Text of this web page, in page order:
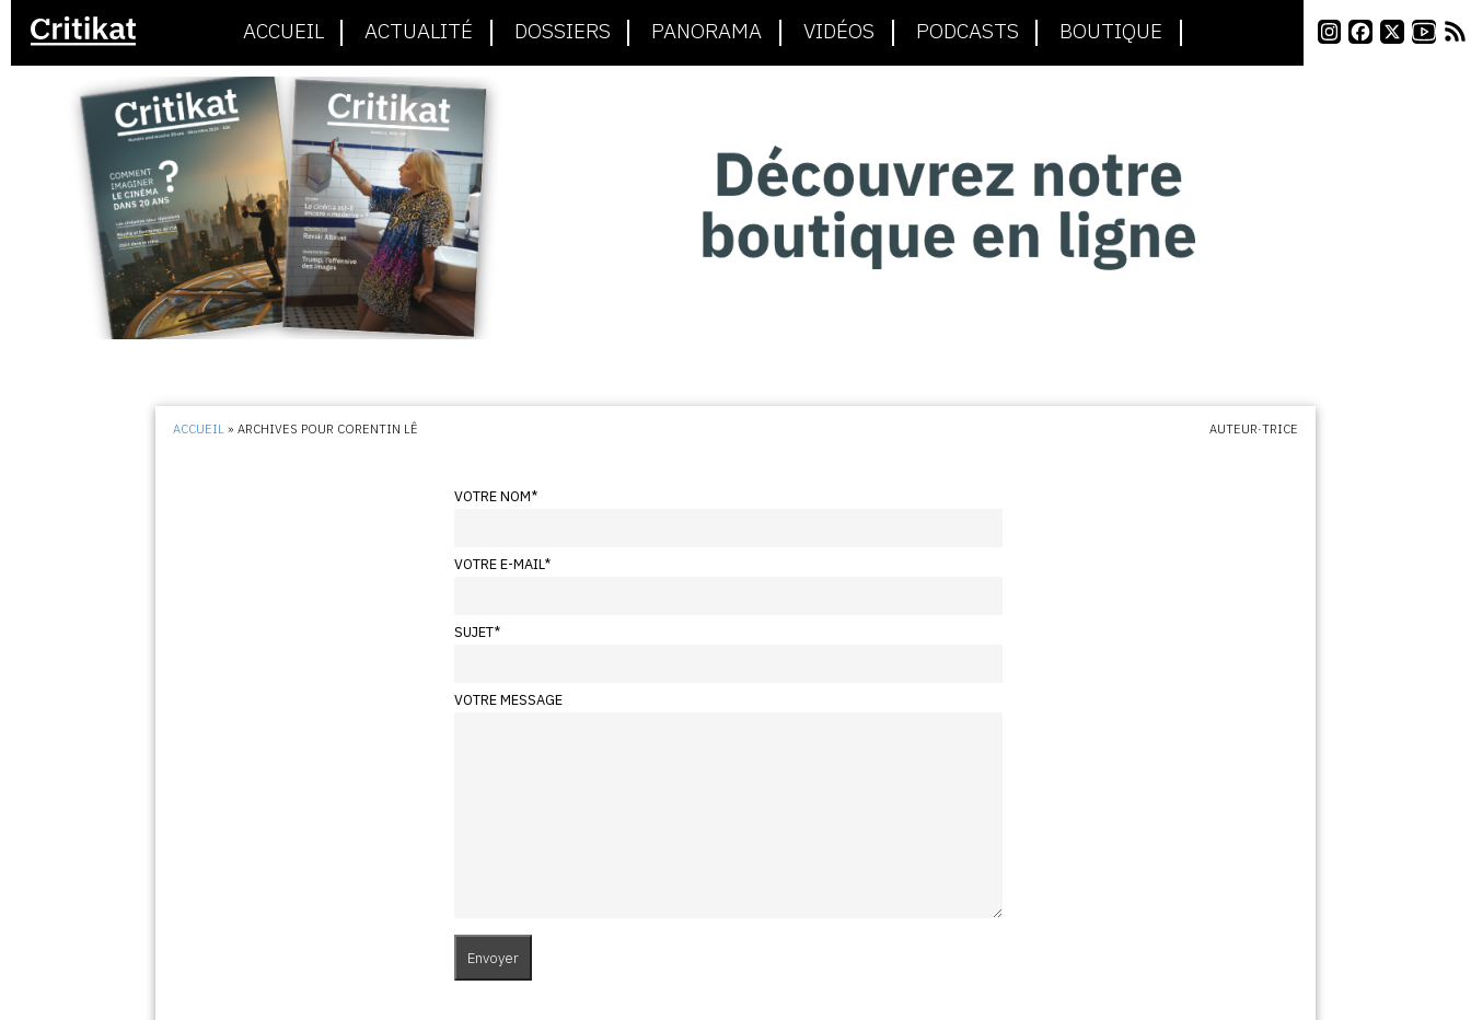
ACCUEIL ACTUALITÉ DOSSIERS PANORAMA VIDÉOS PODCASTS BOUTIQUE
ACCUEIL »ARCHIVES POUR CORENTIN LÊ AUTEUR·TRICE
VOTRE NOM*
VOTRE E-MAIL*
SUJET*
VOTRE MESSAGE